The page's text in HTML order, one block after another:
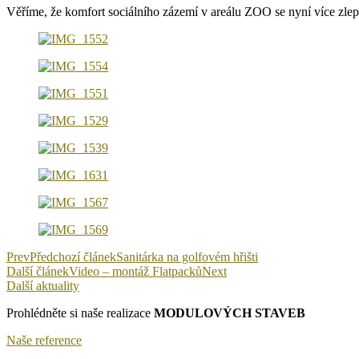
Věříme, že komfort sociálního zázemí v areálu ZOO se nyní více
PrevPředchozí článekSanitárka na golfovém hřišti
Další článekVideo – montáž FlatpackůNext
Další aktuality
Prohlédněte si naše realizace MODULOVÝCH STAVEB
Naše reference